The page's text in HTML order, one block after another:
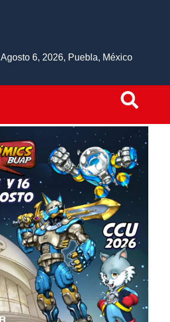
Agosto 6, 2026, Puebla, México